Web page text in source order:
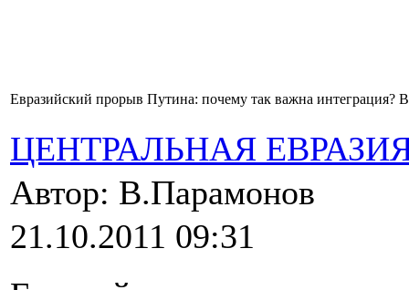
Евразийский прорыв Путина: почему так важна интеграция?
ЦЕНТРАЛЬНАЯ
Автор: В.Парамонов
21.10.2011 09:31